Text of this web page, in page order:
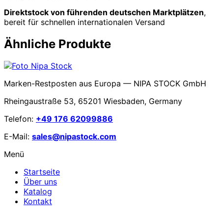
Direktstock von führenden deutschen Marktplätzen,
bereit für schnellen internationalen Versand
Ähnliche Produkte
Marken-Restposten aus Europa — NIPA STOCK GmbH
Rheingaustraße 53, 65201 Wiesbaden, Germany
Telefon: +49 176 62099886
E-Mail: sales@nipastock.com
Menü
Startseite
Über uns
Katalog
Kontakt